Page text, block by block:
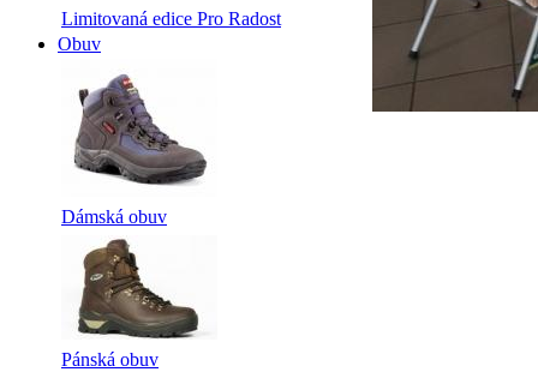
Limitovaná edice Pro Radost
Obuv
Dámská obuv
Pánská obuv